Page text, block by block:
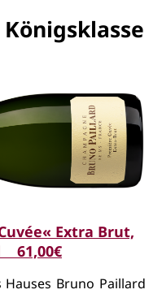
Extra Brut,
61,00€
Hauses Bruno Paillard